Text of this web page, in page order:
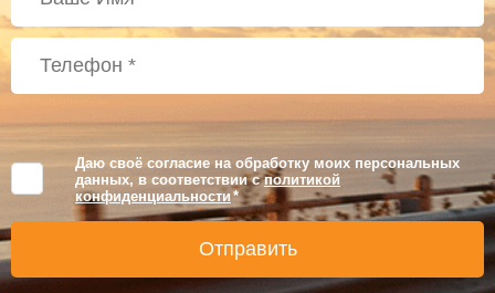
Даю своё согласие на обработку моих персональных
данных, в соответствии сполитикой
конфиденциальности *